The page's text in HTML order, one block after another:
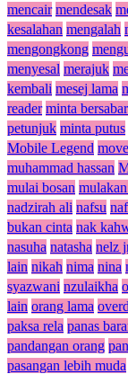
mencair mendesak
kesalahan mengalah
mengongkong
menyesal merajuk
kembali mesej lama
reader minta bersabar
petunjuk minta putus
Mobile Legend
muhammad hassan
mulai bosan
nadzirah ali nafsu
bukan cinta nak
nasuha natasha nelz
lain nikah nima nina
syazwani nzulaikha
lain orang lama
paksa rela panas
pandangan orang
pasangan lebih muda